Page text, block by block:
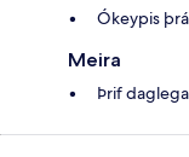
Ókeypis
Meira
Þrif daglega